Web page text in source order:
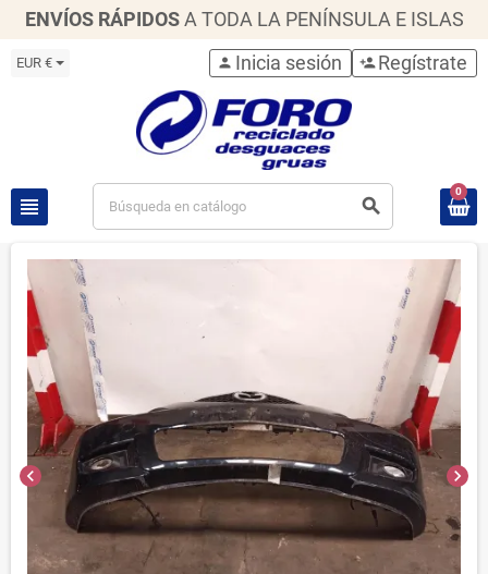
ENVÍOS RÁPIDOS A TODA LA PENÍNSULA E ISLAS
EUR €
view_headline search
person Inicia sesión person_add Regístrate
0
chevron_left chevron_right